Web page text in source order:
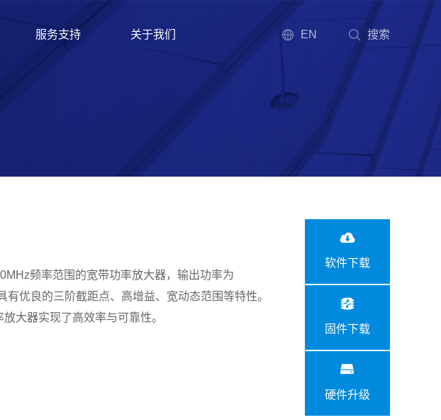
服务支持 关于我们 EN 搜索
频率范围的宽带功率放大器，输出功率为
优良的三阶截距点、高增益、宽动态范围等特性。
大器实现了高效率与可靠性。
软件下载
固件下载
硬件升级